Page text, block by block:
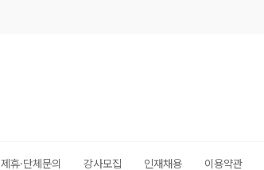
제휴·단체문의 강사모집 인재채용 이용약관